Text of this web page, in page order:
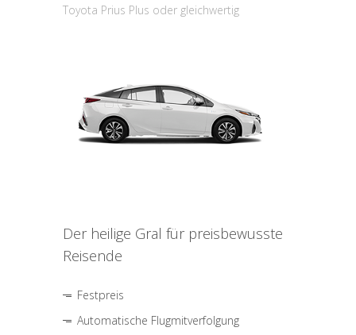
Toyota Prius Plus oder gleichwertig
Der heilige Gral für preisbewusste
Reisende
Festpreis
Automatische Flugmitverfolgung